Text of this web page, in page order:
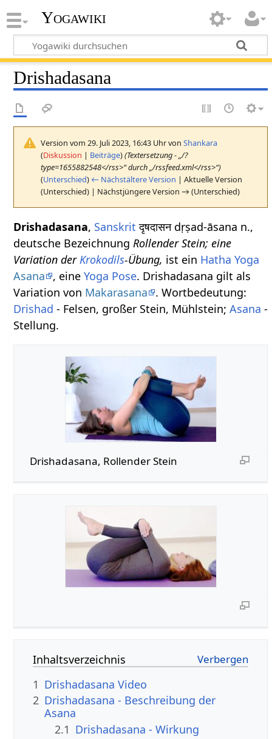
Yogawiki
Drishadasana
Version vom 29. Juli 2023, 16:43 Uhr vonShankara
(Diskussion | Beiträge)(Textersetzung - „/?
type=1655882548</rss>“ durch „/rssfeed.xml</rss>“)
(Unterschied) ← Nächstältere Version | Aktuelle Version
(Unterschied) | Nächstjüngere Version → (Unterschied)
Drishadasana, Sanskrit दृषदासन dṛṣad-āsana n.,
deutsche BezeichnungRollender Stein; eine
Variation derKrokodils-Übung, ist ein Hatha Yoga
Asana
, eineYoga Pose. Drishadasana gilt als
Variation von Makarasana
. Wortbedeutung:
Drishad - Felsen, großer Stein, Mühlstein;Asana -
Stellung.
Drishadasana, Rollender Stein
Inhaltsverzeichnis
1 Drishadasana Video
2 Drishadasana - Beschreibung der
Asana
2.1 Drishadasana - Wirkung